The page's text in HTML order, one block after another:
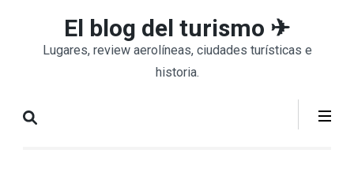
contenido
tecla
El blog del turismo ✈
Lugares, review aerolíneas, ciudades turísticas e
historia.